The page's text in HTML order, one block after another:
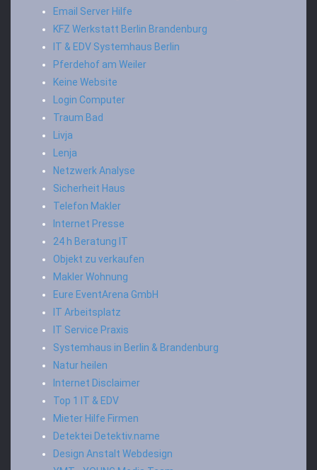
Email Server Hilfe
KFZ Werkstatt Berlin Brandenburg
IT & EDV Systemhaus Berlin
Pferdehof am Weiler
Keine Website
Login Computer
Traum Bad
Livja
Lenja
Netzwerk Analyse
Sicherheit Haus
Telefon Makler
Internet Presse
24 h Beratung IT
Objekt zu verkaufen
Makler Wohnung
Eure EventArena GmbH
IT Arbeitsplatz
IT Service Praxis
Systemhaus in Berlin & Brandenburg
Natur heilen
Internet Disclaimer
Top 1 IT & EDV
Mieter Hilfe Firmen
Detektei Detektiv.name
Design Anstalt Webdesign